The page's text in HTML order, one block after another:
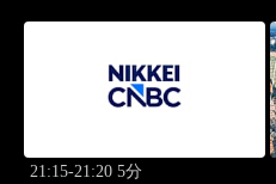
21:15-21:20 5分